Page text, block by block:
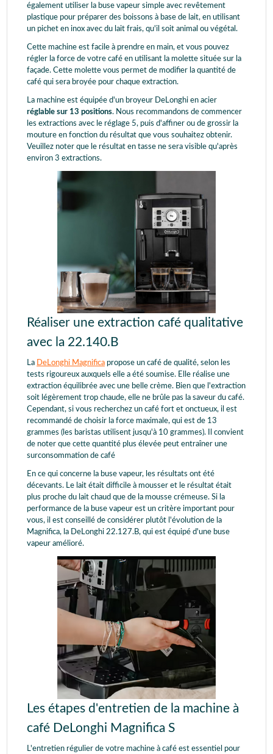
également utiliser la buse vapeur simple avec revêtement
plastique pour préparer des boissons à base de lait, en utilisant
un pichet en inox avec du lait frais, qu'il soit animal ou végétal.
Cette machine est facile à prendre en main, et vous pouvez
régler la force de votre café en utilisant la molette située sur la
façade. Cette molette vous permet de modifier la quantité de
café qui sera broyée pour chaque extraction.
La machine est équipée d'un broyeur DeLonghi en acier
réglable sur 13 positions. Nous recommandons de commencer
les extractions avec le réglage 5, puis d'affiner ou de grossir la
mouture en fonction du résultat que vous souhaitez obtenir.
Veuillez noter que le résultat en tasse ne sera visible qu'après
environ 3 extractions.
Réaliser une extraction café qualitative
avec la 22.140.B
La DeLonghi Magnifica propose un café de qualité, selon les
tests rigoureux auxquels elle a été soumise. Elle réalise une
extraction équilibrée avec une belle crème. Bien que l'extraction
soit légèrement trop chaude, elle ne brûle pas la saveur du café.
Cependant, si vous recherchez un café fort et onctueux, il est
recommandé de choisir la force maximale, qui est de 13
grammes (les baristas utilisent jusqu'à 10 grammes). Il convient
de noter que cette quantité plus élevée peut entraîner une
surconsommation de café
En ce qui concerne la buse vapeur, les résultats ont été
décevants. Le lait était difficile à mousser et le résultat était
plus proche du lait chaud que de la mousse crémeuse. Si la
performance de la buse vapeur est un critère important pour
vous, il est conseillé de considérer plutôt l'évolution de la
Magnifica, la DeLonghi 22.127.B, qui est équipé d'une buse
vapeur amélioré.
Les étapes d'entretien de la machine à
café DeLonghi Magnifica S
L'entretien régulier de votre machine à café est essentiel pour